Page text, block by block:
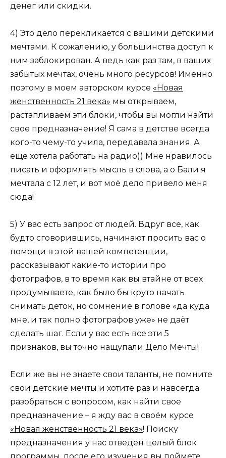
денег или скидки.
4) Это дело перекликается с вашими детскими
мечтами. К сожалению, у большинства доступ к
ним заблокирован. А ведь как раз там, в ваших
забытых мечтах, очень много ресурсов! Именно
поэтому в моем авторском курсе «Новая
женственность 21 века» мы открываем,
растапливаем эти блоки, чтобы вы могли найти
свое предназначение! Я сама в детстве всегда
кого-то чему-то учила, передавала знания. А
еще хотела работать на радио)) Мне нравилось
писать и оформлять мысль в слова, а о Бали я
мечтала с 12 лет, и вот моё дело привело меня
сюда!
5) У вас есть запрос от людей. Вдруг все, как
будто сговорившись, начинают просить вас о
помощи в этой вашей компетенции,
рассказывают какие-то истории про
фотографов, в то время как вы втайне от всех
продумываете, как было бы круто начать
снимать деток, но сомнение в голове «да куда
мне, и так полно фотографов уже» не даёт
сделать шаг. Если у вас есть все эти 5
признаков, вы точно нащупали Дело Мечты!
Если же вы не знаете свои таланты, не помните
свои детские мечты и хотите раз и навсегда
разобраться с вопросом, как найти свое
предназначение – я жду вас в своём курсе
«Новая женственность 21 века»! Поиску
предназначения у нас отведен целый блок